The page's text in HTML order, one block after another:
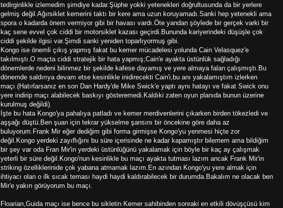
tedirginlikle izlemedim şimdiye kadar.Şüphe yokki yetenekleri doğrultusunda da bir yerlere
gelmiş değil.Ağırsiklet kemerini taktı bir kere ama uzun koruyamadı.Sanki hep yetenekli ama
spora o kadarda önem vermiyor gibi bir havası vardı.Öte yandan şöylede bir gerçek varki bir
kaç sene evvel çok ciddi bir motorsiklet kazası geçirdi.Bununda kariyerindeki düşüşle çok
ciddi şekilde ilgisi var.Şimdi sanki yeniden toparlıyormuş gibi.
Kongo ise önemli çıkış yapmış fakat bu kemer mücadelesi yolunda Cain Velasquez'e
takılmıştı.O maçta ciddi stratejik bir hata yapmış;Cain'e ayakta üstünlük sağladığı
dönemlerde nedeni bilinmez bir şekilde kafese dayamış ve yere almaya falan çalışmıştı.Bu
dönemde saldırıya devam etse kesinlikle inidirecekti Cain'i,bu anı yakalamıştım izlerken
maçı.(Hatırlarsanız en son Dan Hardy'de Mike Swick'e yaptı aynı hatayı ve fakat Swick onu
yere indirip maçı alabilecek baskıyı gösteremedi.Kaldıki zaten oyun planıda bunun üzerine
kurulmuş değildi).
İşte bu hata Kongo'ya pahalıya patladı ve kemer merdivenlerini çıkarken birden tökezledi ve
aşşağı düştü.Ben şuan için tekrar yükselme şansını bir öncekine göre daha az
buluyorum.Frank Mir eğer dediğim gibi forma girmişse Kongo'yu yenmesi hiçte zor
değil.Kongo yerdeki zayıflığını bu süre içerisinde ne kadar kapamıştır bilemem ama bildiğim
bir şey var oda Fran Mir'in yerdeki üstünlüğünü yakalamak için böyle bir kaç ay çalışmak
yeterli bir süre değil.Kongo'nun kesinlikle bu maçı ayakta tutması lazım ancak Frank Mir'in
striking özelliklerinide çok yabana atmamak lazım.En azından Kongo'yu yere almak için
ihtiyacı olan o ilk sıcak teması haydi haydi kaldırabilecek bir durumda.Bakalım ne olacak ben
Mir'e yakın görüyorum bu maçı.
Floarian,Guida maçı ise bence bu sikletin Kemer sahibinden sonraki en etkili dövüşçüsü kim